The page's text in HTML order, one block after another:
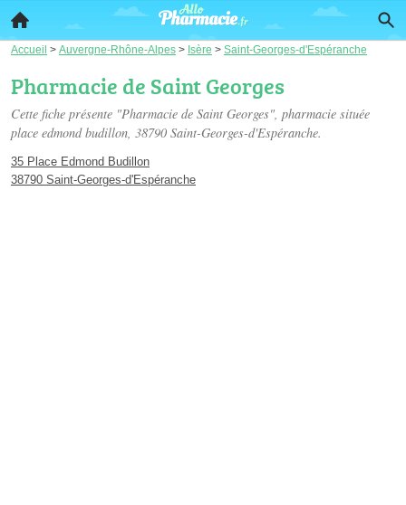
Accueil > Auvergne-Rhône-Alpes > Isère > Saint-Georges-d'Espéranche
Pharmacie de Saint Georges
Cette fiche présente "Pharmacie de Saint Georges", pharmacie située
place edmond budillon, 38790 Saint-Georges-d'Espéranche.
35 Place Edmond Budillon
38790 Saint-Georges-d'Espéranche